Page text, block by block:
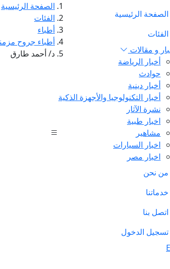
الصفحة الرئيسية
الفئات
و مقالات
أخبار الرياضة
حوادث
أخبار دينية
أخبار التكنولوجيا والأجهزة الذكية
نشرة الآثار
اخبار طبية
مشاهير
اخبار السيارات
اخبار مصر
من نحن
خدماتنا
اتصل بنا
تسجيل الدخول
الصفحة الرئيسية
الفئات
أطباء
أطباء جروح
د/ أحمد طارق